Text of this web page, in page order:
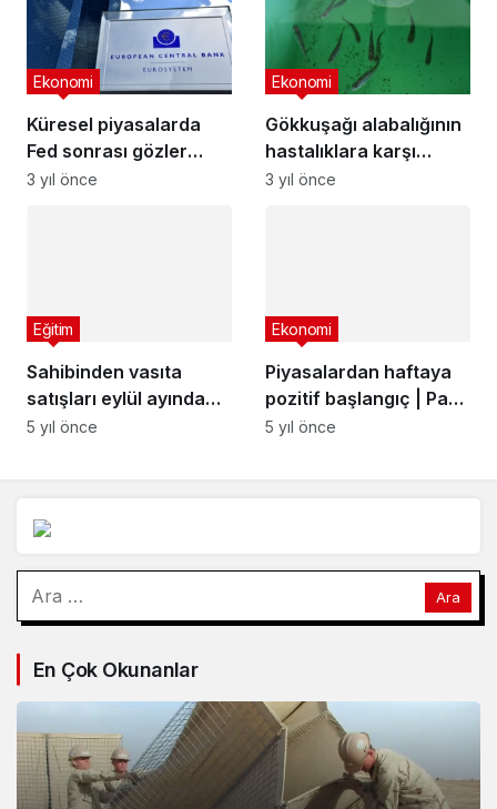
Küresel piyasalarda
Fed sonrası gözler
ECB’ye çevrildi
Ekonomi
3 yıl önce
Gökkuşağı alabalığının
hastalıklara karşı
direnci artırılacak
Ekonomi
3 yıl önce
Sahibinden vasıta
satışları eylül ayında
yüzde 22 arttı!
Eğitim
5 yıl önce
Piyasalardan haftaya
pozitif başlangıç | Para
Haberleri
Ekonomi
5 yıl önce
En Çok Okunanlar